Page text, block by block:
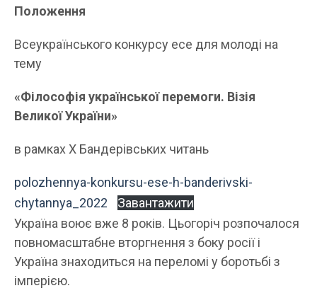
Положення
Всеукраїнського конкурсу есе для молоді на
тему
«Філософія української перемоги. Візія
Великої України»
в рамках Х Бандерівських читань
polozhennya-konkursu-ese-h-banderivski-
chytannya_2022
Завантажити
Україна воює вже 8 років. Цьогоріч розпочалося
повномасштабне вторгнення з боку росії і
Україна знаходиться на переломі у боротьбі з
імперією.